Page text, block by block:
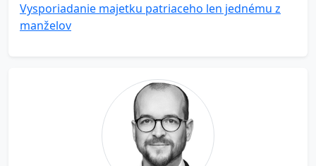
Vysporiadanie majetku patriaceho len jednému z
manželov